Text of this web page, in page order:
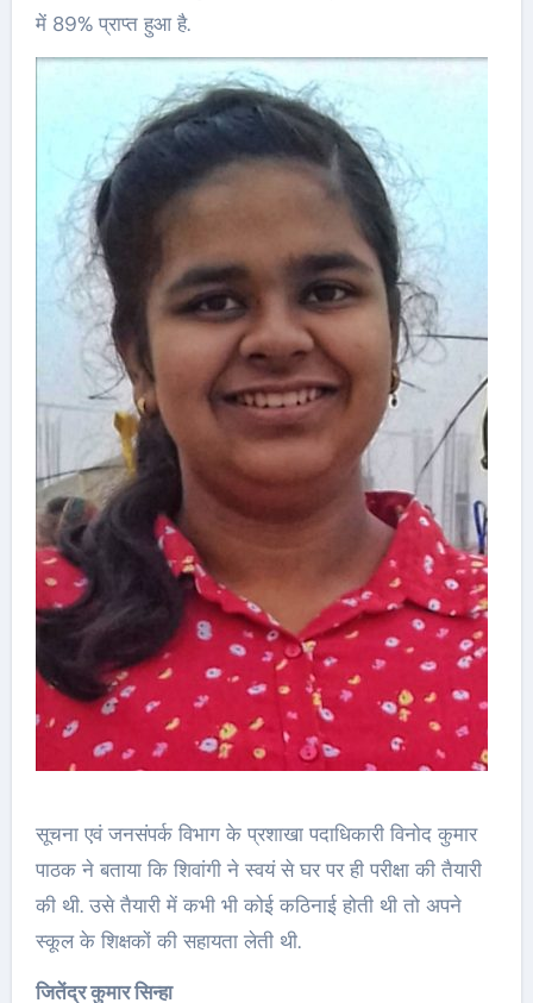
में 89% प्राप्त हुआ है.
सूचना एवं जनसंपर्क विभाग के प्रशाखा पदाधिकारी विनोद कुमार
पाठक ने बताया कि शिवांगी ने स्वयं से घर पर ही परीक्षा की तैयारी
की थी. उसे तैयारी में कभी भी कोई कठिनाई होती थी तो अपने
स्कूल के शिक्षकों की सहायता लेती थी.
जितेंद्र कुमार सिन्हा